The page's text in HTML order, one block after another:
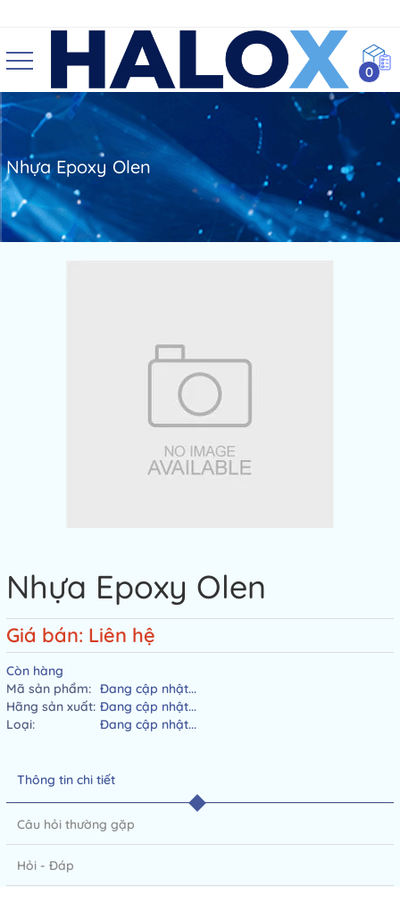
0
Nhựa Epoxy Olen
Nhựa Epoxy Olen
Giá bán: Liên hệ
Còn hàng
Mã sản phẩm: Đang cập nhật...
Hãng sản xuất: Đang cập nhật...
Loại:
Đang cập nhật...
Thông tin chi tiết
Câu hỏi thường gặp
Hỏi - Đáp